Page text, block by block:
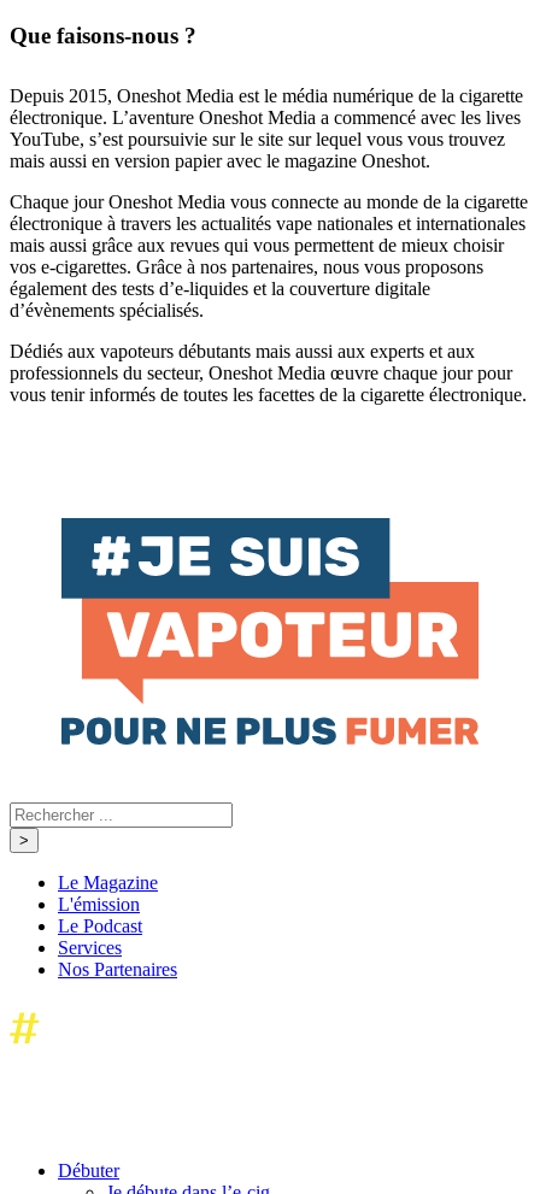
Que faisons-nous ?
Depuis 2015, Oneshot Media est le média numérique de la cigarette
électronique. L’aventure Oneshot Media a commencé avec les lives
YouTube, s’est poursuivie sur le site sur lequel vous vous trouvez
mais aussi en version papier avec le magazine Oneshot.
Chaque jour Oneshot Media vous connecte au monde de la cigarette
électronique à travers les actualités vape nationales et internationales
mais aussi grâce aux revues qui vous permettent de mieux choisir
vos e-cigarettes. Grâce à nos partenaires, nous vous proposons
également des tests d’e-liquides et la couverture digitale
d’évènements spécialisés.
Dédiés aux vapoteurs débutants mais aussi aux experts et aux
professionnels du secteur, Oneshot Media œuvre chaque jour pour
vous tenir informés de toutes les facettes de la cigarette électronique.
Le Magazine
L'émission
Le Podcast
Services
Nos Partenaires
Débuter